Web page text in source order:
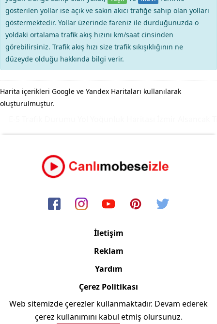
gösterilen yollar ise açık ve sakin akıcı trafiğe sahip olan yolları
göstermektedir. Yollar üzerinde fareniz ile durduğunuzda o
yoldaki ortalama trafik akış hızını km/saat cinsinden
görebilirsiniz. Trafik akış hızı size trafik sıkışıklığının ne
düzeyde olduğu hakkında bilgi verir.
Harita içerikleri Google ve Yandex Haritaları kullanılarak
oluşturulmuştur.
İletişim
Reklam
Yardım
Çerez Politikası
Copyright © 2006/2024 Canlimobeseizle.com
Web sitemizde çerezler kullanmaktadır. Devam ederek
çerez kullanımını kabul etmiş olursunuz.